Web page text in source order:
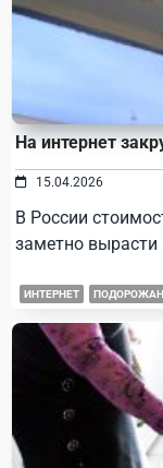
На интернет
15.04.2026
В России
заметно вырасти
ИНТЕРНЕТ